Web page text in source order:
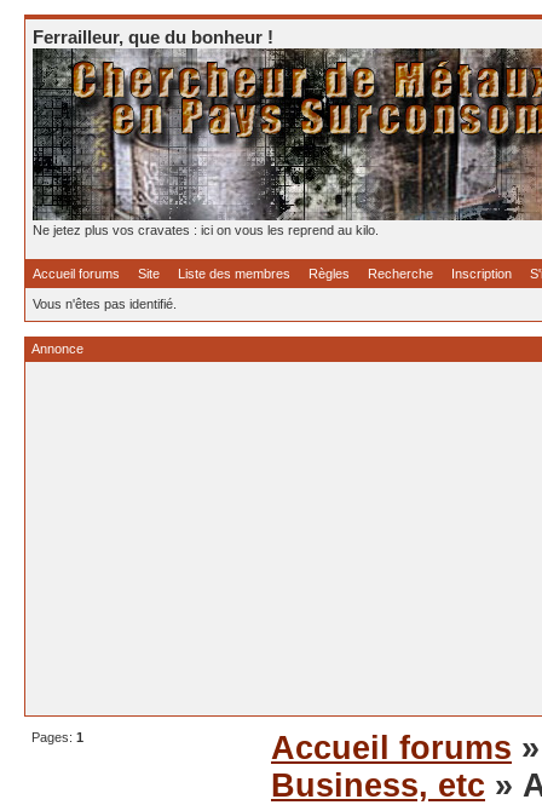
Ferrailleur, que du bonheur !
Ne jetez plus vos cravates : ici on vous les reprend au kilo.
Accueil forums Site Liste des membres Règles Recherche Inscription
Vous n'êtes pas identifié.
Annonce
Pages: 1 Accueil forums
Business, etc »